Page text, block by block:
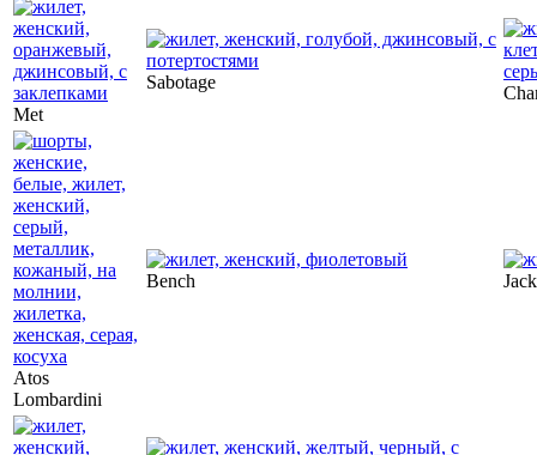
Met
Sabotage
Atos
Lombardini
Bench